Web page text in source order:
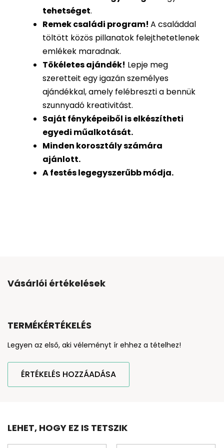
tehetséget.
Remek családi program! A családdal
töltött közös pillanatok felejthetetlenek
emlékek maradnak.
Tökéletes ajándék! Lepje meg
szeretteit egy igazán személyes
ajándékkal, amely felébreszti a bennük
szunnyadó kreativitást.
Saját fényképeiből iselkészítheti
egyedi műalkotását.
Minden korosztály számára
ajánlott.
A festés legegyszerűbb módja.
Vásárlói értékelések
TERMÉKÉRTÉKELÉS
Legyen az első, aki véleményt ír ehhez a tételhez!
ÉRTÉKELÉS HOZZÁADÁSA
LEHET, HOGY EZ IS TETSZIK